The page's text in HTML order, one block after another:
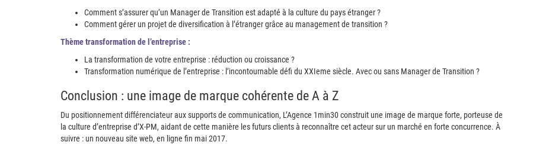
Comment s’assurer qu’un Manager de Transition est adapté à la culture du pays étranger ?
Comment gérer un projet de diversification à l’étranger grâce au management de transition ?
Thème transformation de l’entreprise :
La transformation de votre entreprise : réduction ou croissance ?
Transformation numérique de l’entreprise : l’incontournable défi du XXIeme siècle. Avec ou sans Manager de Transition ?
Conclusion : une image de marque cohérente de A à Z
Du positionnement différenciateur aux supports de communication, L’Agence 1min30 construit une image de marque forte, porteuse de
la culture d’entreprise d’X-PM, aidant de cette manière les futurs clients à reconnaître cet acteur sur un marché en forte concurrence. À
suivre : un nouveau site web, en ligne fin mai 2017.